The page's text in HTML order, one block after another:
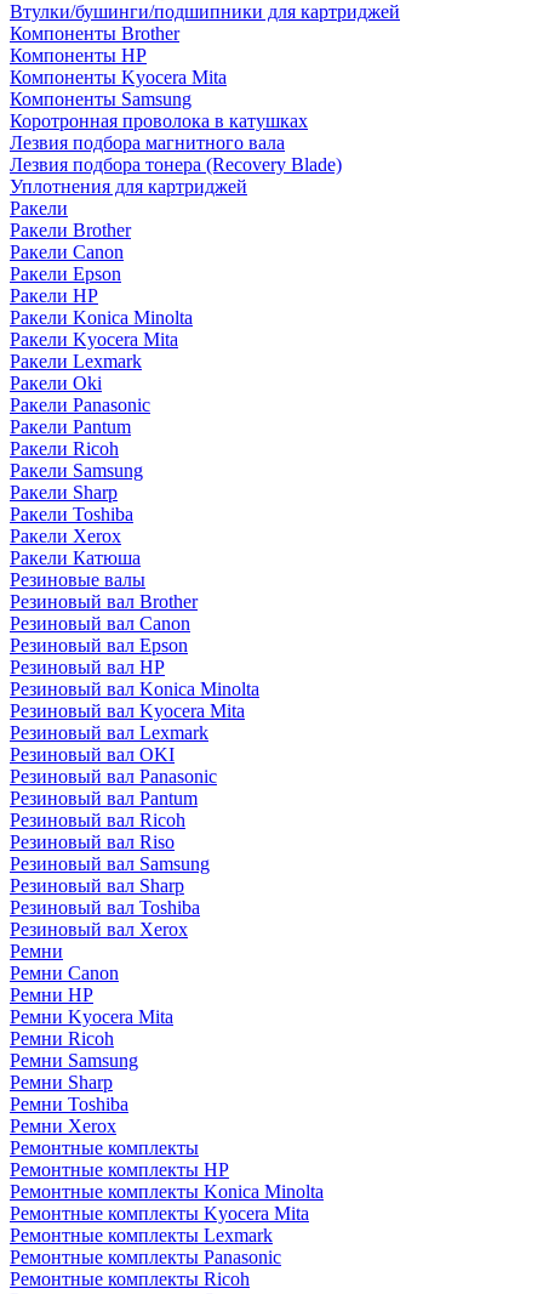
Втулки/бушинги/подшипники для картриджей
Компоненты Brother
Компоненты HP
Компоненты Kyocera Mita
Компоненты Samsung
Коротронная проволока в катушках
Лезвия подбора магнитного вала
Лезвия подбора тонера (Recovery Blade)
Уплотнения для картриджей
Ракели
Ракели Brother
Ракели Canon
Ракели Epson
Ракели HP
Ракели Konica Minolta
Ракели Kyocera Mita
Ракели Lexmark
Ракели Oki
Ракели Panasonic
Ракели Pantum
Ракели Ricoh
Ракели Samsung
Ракели Sharp
Ракели Toshiba
Ракели Xerox
Ракели Катюша
Резиновые валы
Резиновый вал Brother
Резиновый вал Canon
Резиновый вал Epson
Резиновый вал HP
Резиновый вал Konica Minolta
Резиновый вал Kyocera Mita
Резиновый вал Lexmark
Резиновый вал OKI
Резиновый вал Panasonic
Резиновый вал Pantum
Резиновый вал Ricoh
Резиновый вал Riso
Резиновый вал Samsung
Резиновый вал Sharp
Резиновый вал Toshiba
Резиновый вал Xerox
Ремни
Ремни Canon
Ремни HP
Ремни Kyocera Mita
Ремни Ricoh
Ремни Samsung
Ремни Sharp
Ремни Toshiba
Ремни Xerox
Ремонтные комплекты
Ремонтные комплекты HP
Ремонтные комплекты Konica Minolta
Ремонтные комплекты Kyocera Mita
Ремонтные комплекты Lexmark
Ремонтные комплекты Panasonic
Ремонтные комплекты Ricoh